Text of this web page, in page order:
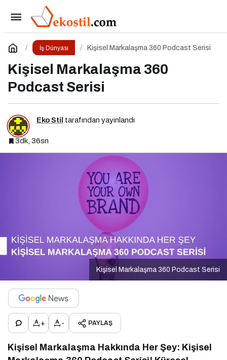
İş Dünyası Kişisel Markalaşma 360 Podcast Serisi
Kişisel Markalaşma 360
Podcast Serisi
Eko Stil tarafından yayınlandı
3dk, 36sn
Kişisel Markalaşma 360 Podcast Serisi
+ - PAYLAŞ
Kişisel Markalaşma Hakkında Her Şey: Kişisel
Başarsoft Teknoloji Günü 2026 Gerçekleşti
Yorum Yap